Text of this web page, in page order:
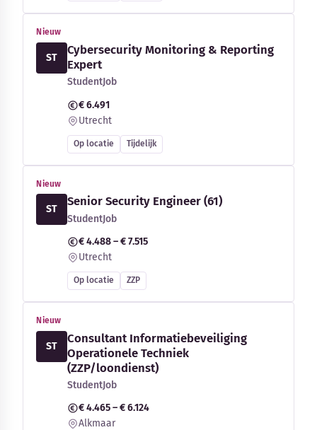
Nieuw
ST
Cybersecurity Monitoring & Reporting
Expert
StudentJob
€ 6.491
Utrecht
Op locatie Tijdelijk
Nieuw
ST
Senior Security Engineer (61)
StudentJob
€ 4.488 – € 7.515
Utrecht
Op locatie ZZP
Nieuw
ST
Consultant Informatiebeveiliging
Operationele Techniek
(ZZP/loondienst)
StudentJob
€ 4.465 – € 6.124
Alkmaar